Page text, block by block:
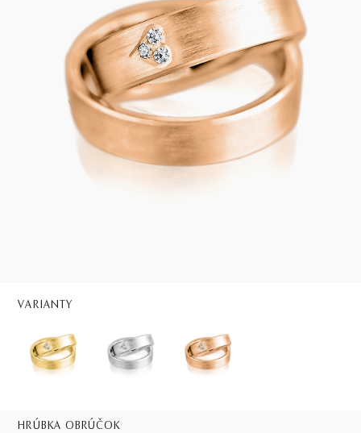
VARIANTY
HRÚBKA OBRÚČOK